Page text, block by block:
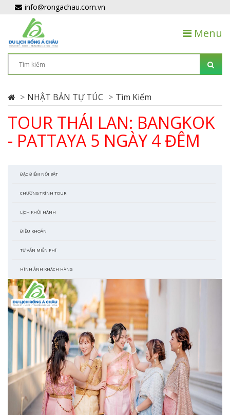
info@rongachau.com.vn
Menu
NHẬT BẢN TỰ TÚC Tìm Kiếm
TOUR THÁI LAN: BANGKOK
- PATTAYA 5 NGÀY 4 ĐÊM
ĐẶC ĐIỂM NỔI BẬT
CHƯƠNG TRÌNH TOUR
LỊCH KHỞI HÀNH
ĐIỀU KHOẢN
TƯ VẤN MIỄN PHÍ
HÌNH ẢNH KHÁCH HÀNG